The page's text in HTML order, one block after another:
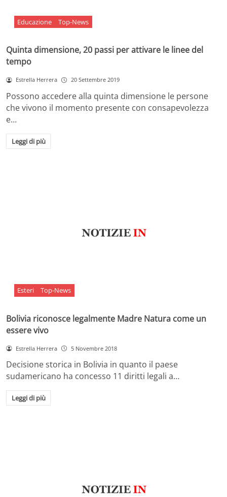
Educazione Top-News
Quinta dimensione, 20 passi per attivare le linee del
tempo
Estrella Herrera 20 Settembre 2019
Possono accedere alla quinta dimensione le persone
che vivono il momento presente con consapevolezza
e…
Leggi di più
Esteri Top-News
Bolivia riconosce legalmente Madre Natura come un
essere vivo
Estrella Herrera 5 Novembre 2018
Decisione storica in Bolivia in quanto il paese
sudamericano ha concesso 11 diritti legali a…
Leggi di più